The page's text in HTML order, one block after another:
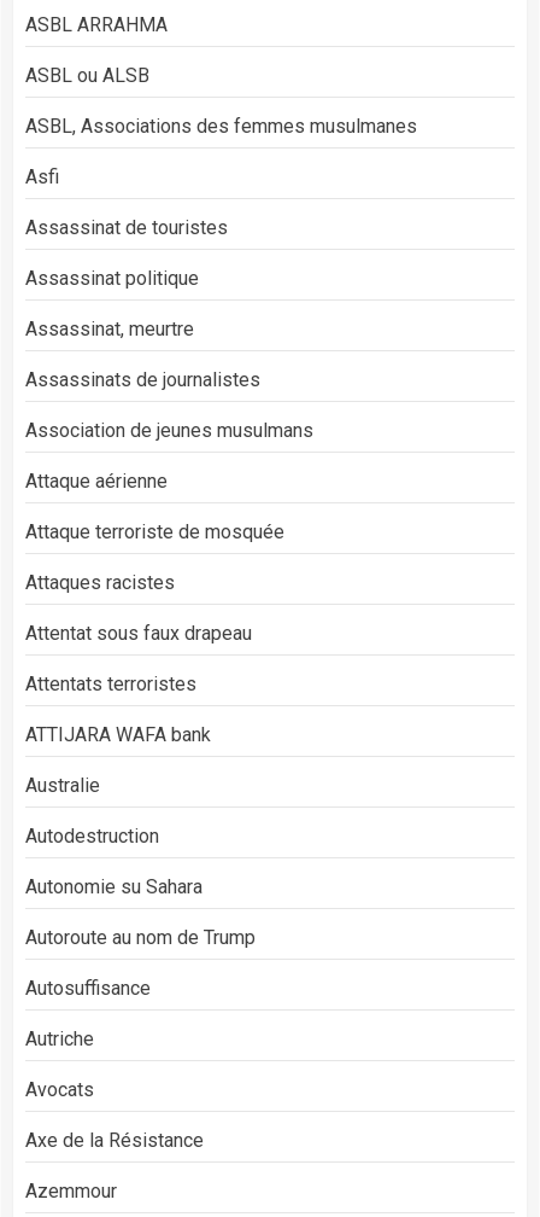
ASBL ARRAHMA
ASBL ou ALSB
ASBL, Associations des femmes musulmanes
Asfi
Assassinat de touristes
Assassinat politique
Assassinat, meurtre
Assassinats de journalistes
Association de jeunes musulmans
Attaque aérienne
Attaque terroriste de mosquée
Attaques racistes
Attentat sous faux drapeau
Attentats terroristes
ATTIJARA WAFA bank
Australie
Autodestruction
Autonomie su Sahara
Autoroute au nom de Trump
Autosuffisance
Autriche
Avocats
Axe de la Résistance
Azemmour